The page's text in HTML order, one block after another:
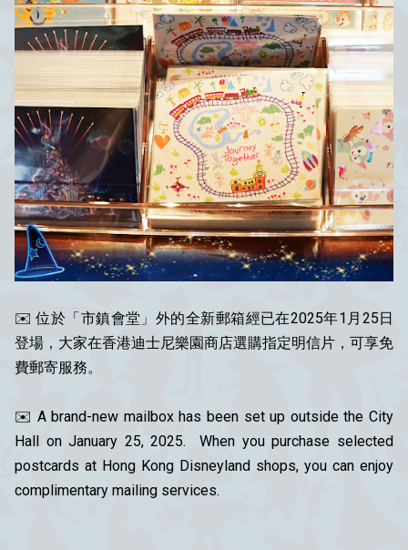
✉️ 位於「市鎮會堂」外的全新郵箱經已在2025年1月25日
登場，大家在香港迪士尼樂園商店選購指定明信片，可享免
費郵寄服務。
✉️ A brand-new mailbox has been set up outside the City
Hall on January 25, 2025. When you purchase selected
postcards at Hong Kong Disneyland shops, you can enjoy
complimentary mailing services.